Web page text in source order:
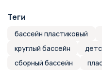
Теги
бассейн пластиковый
круглый бассейн
сборный бассейн